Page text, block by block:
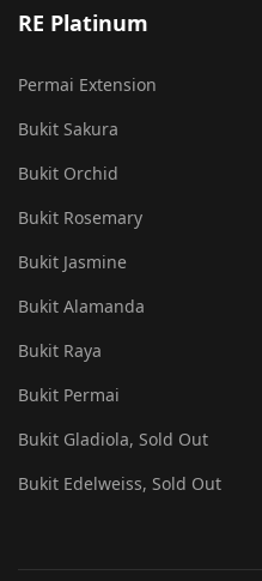
RE Platinum
Permai Extension
Bukit Sakura
Bukit Orchid
Bukit Rosemary
Bukit Jasmine
Bukit Alamanda
Bukit Raya
Bukit Permai
Bukit Gladiola, Sold Out
Bukit Edelweiss, Sold Out